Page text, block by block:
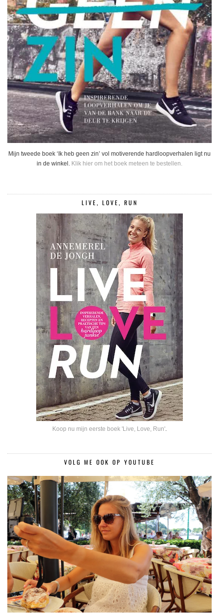
Mijn tweede boek ‘Ik heb geen zin’ vol motiverende hardloopverhalen ligt nu
in de winkel. Klik hier om het boek meteen te bestellen.
LIVE, LOVE, RUN
Koop nu mijn eerste boek 'Live, Love, Run'.
VOLG ME OOK OP YOUTUBE